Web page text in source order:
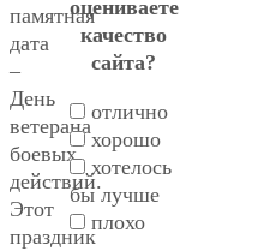
памятная
дата
–
День
ветерана
боевых
действий.
Этот
праздник
оцениваете
качество
сайта?
отлично
хорошо
хотелось
бы лучше
плохо